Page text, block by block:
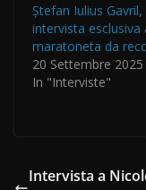
Ștefan Iulius Gavril,
intervista esclusiva
maratoneta da
20 Settembre 2025
In "Interviste"
Intervista a